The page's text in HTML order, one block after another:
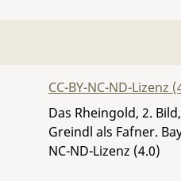
CC-BY-NC-ND-Lizenz
Das Rheingold, 2.
Greindl als Fafner.
NC-ND-Lizenz (4.0)